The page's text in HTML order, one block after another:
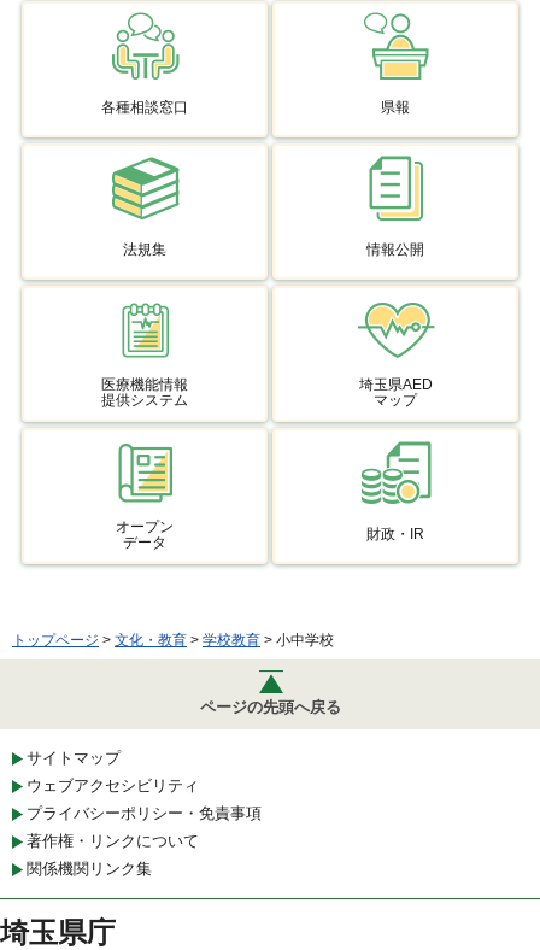
各種相談窓口 県報
法規集 情報公開
医療機能情報
提供システム
埼玉県AED
マップ
オープン
データ
財政・IR
トップページ > 文化・教育 > 学校教育 > 小中学校
ページの先頭へ戻る
サイトマップ
ウェブアクセシビリティ
プライバシーポリシー・免責事項
著作権・リンクについて
関係機関リンク集
埼玉県庁